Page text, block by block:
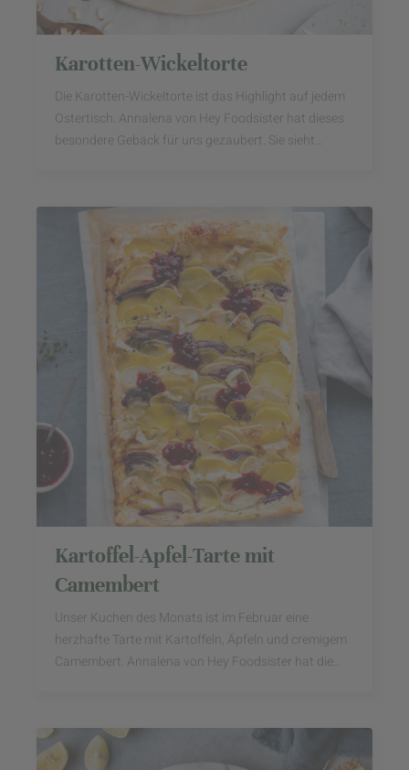
Karotten-Wickeltorte
Die Karotten-Wickeltorte ist das Highlight auf jedem
Ostertisch. Annalena von Hey Foodsister hat dieses
besondere Gebäck für uns gezaubert. Sie sieht
Kartoffel-Apfel-Tarte mit
Camembert
Unser Kuchen des Monats ist im Februar eine
herzhafte Tarte mit Kartoffeln, Äpfeln und cremigem
Camembert. Annalena von Hey Foodsister hat die